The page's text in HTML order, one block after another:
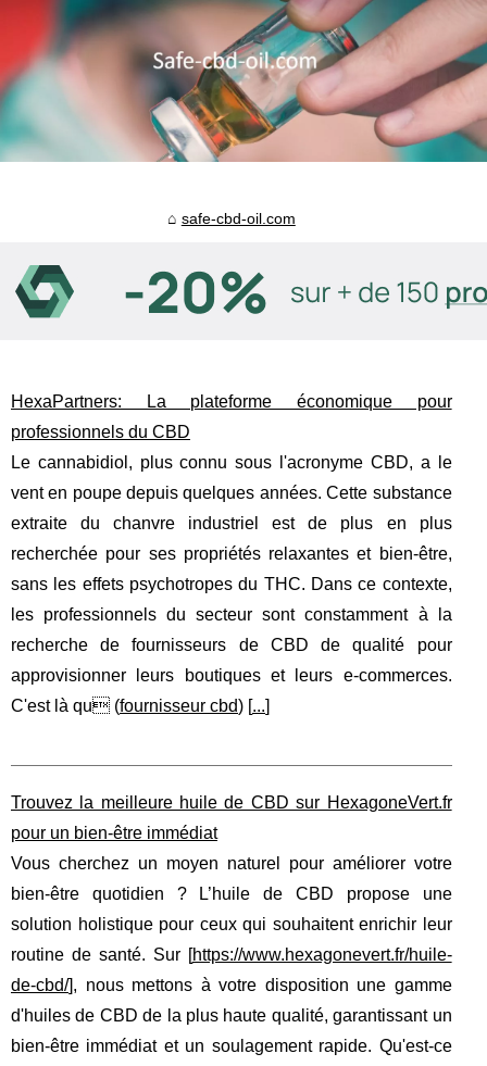
safe-cbd-oil.com
HexaPartners: La plateforme économique pour
professionnels du CBD
Le cannabidiol, plus connu sous l'acronyme CBD, a le
vent en poupe depuis quelques années. Cette substance
extraite du chanvre industriel est de plus en plus
recherchée pour ses propriétés relaxantes et bien-être,
sans les effets psychotropes du THC. Dans ce contexte,
les professionnels du secteur sont constamment à la
recherche de fournisseurs de CBD de qualité pour
approvisionner leurs boutiques et leurs e-commerces.
C'est là qu (fournisseur cbd) [...]
Trouvez la meilleure huile de CBD sur HexagoneVert.fr
pour un bien-être immédiat
Vous cherchez un moyen naturel pour améliorer votre
bien-être quotidien ? L’huile de CBD propose une
solution holistique pour ceux qui souhaitent enrichir leur
routine de santé. Sur [https://www.hexagonevert.fr/huile-
de-cbd/], nous mettons à votre disposition une gamme
d'huiles de CBD de la plus haute qualité, garantissant un
bien-être immédiat et un soulagement rapide. Qu'est-ce